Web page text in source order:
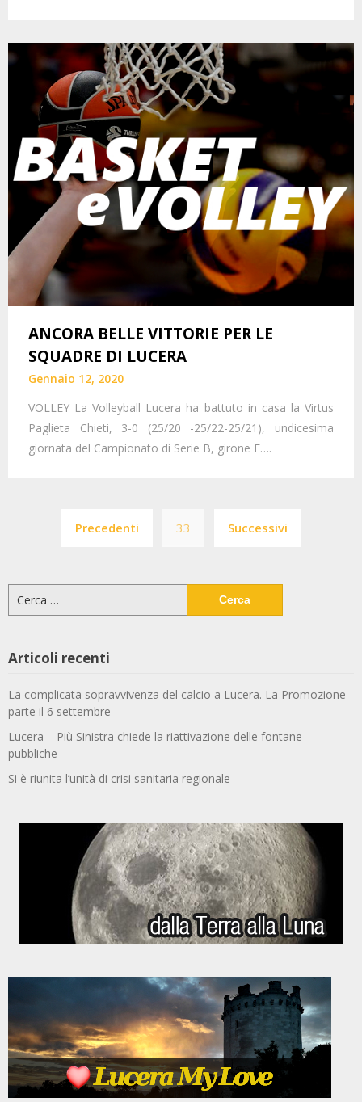
ANCORA BELLE VITTORIE PER LE
SQUADRE DI LUCERA
Gennaio 12, 2020
VOLLEY La Volleyball Lucera ha battuto in casa la Virtus
Paglieta Chieti, 3-0 (25/20 -25/22-25/21), undicesima
giornata del Campionato di Serie B, girone E….
degli
Precedenti 33 Successivi
per:
Articoli recenti
La complicata sopravvivenza del calcio a Lucera. La Promozione
parte il 6 settembre
Lucera – Più Sinistra chiede la riattivazione delle fontane
pubbliche
Si è riunita l’unità di crisi sanitaria regionale